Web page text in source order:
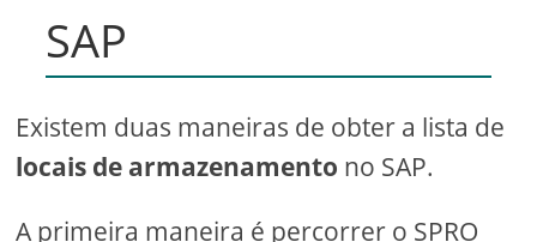
SAP
Existem duas maneiras de obter a lista de
locais de armazenamento no SAP.
A primeira maneira é percorrer o SPRO